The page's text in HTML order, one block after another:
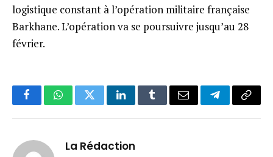
logistique constant à l’opération militaire française
Barkhane. L’opération va se poursuivre jusqu’au 28
février.
FacebookWhatsAppTwitterLinkedInTumblrEmail TelegramCopy
La Rédaction